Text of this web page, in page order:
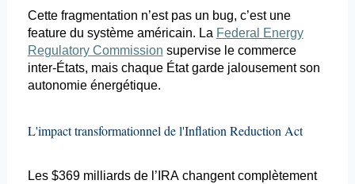
Cette fragmentation n’est pas un bug, c’est une
featuredu système américain. La Federal Energy
Regulatory Commission supervise le commerce
inter-États, mais chaque État garde jalousement son
autonomie énergétique.
L'impact transformationnel de l'Inflation ReductionAct
Les $369 milliards de l’IRA changent complètement